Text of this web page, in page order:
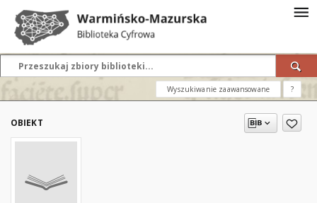
Wyszukiwanie zaawansowane ?
OBIEKT